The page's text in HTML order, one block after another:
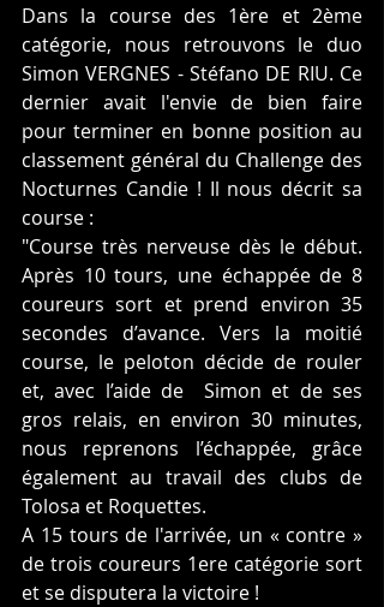
Dans la course des 1ère et 2ème
catégorie, nous retrouvons le duo
Simon VERGNES - Stéfano DE RIU. Ce
dernier avait l'envie de bien faire
pour terminer en bonne position au
classement général du Challenge des
Nocturnes Candie ! Il nous décrit sa
course :
"Course très nerveuse dès le début.
Après 10 tours, une échappée de 8
coureurs sort et prend environ 35
secondes d’avance. Vers la moitié
course, le peloton décide de rouler
et, avec l’aide de  Simon et de ses
gros relais, en environ 30 minutes,
nous reprenons l’échappée, grâce
également au travail des clubs de
Tolosa et Roquettes.
A 15 tours de l'arrivée, un « contre »
de trois coureurs 1ere catégorie sort
et se disputera la victoire !